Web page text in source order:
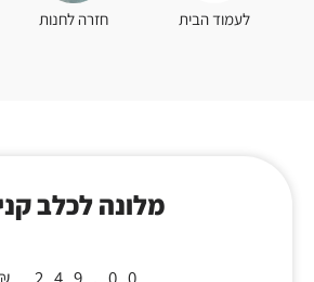
לעמוד הבית חזרה לחנות
מלונה לכלב קני